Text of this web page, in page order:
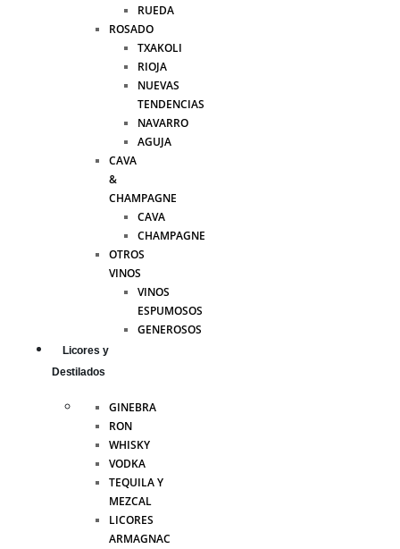
RUEDA
ROSADO
TXAKOLI
RIOJA
NUEVAS
TENDENCIAS
NAVARRO
AGUJA
CAVA
&
CHAMPAGNE
CAVA
CHAMPAGNE
OTROS
VINOS
VINOS
ESPUMOSOS
GENEROSOS
Licores y
Destilados
GINEBRA
RON
WHISKY
VODKA
TEQUILA Y
MEZCAL
LICORES
ARMAGNAC